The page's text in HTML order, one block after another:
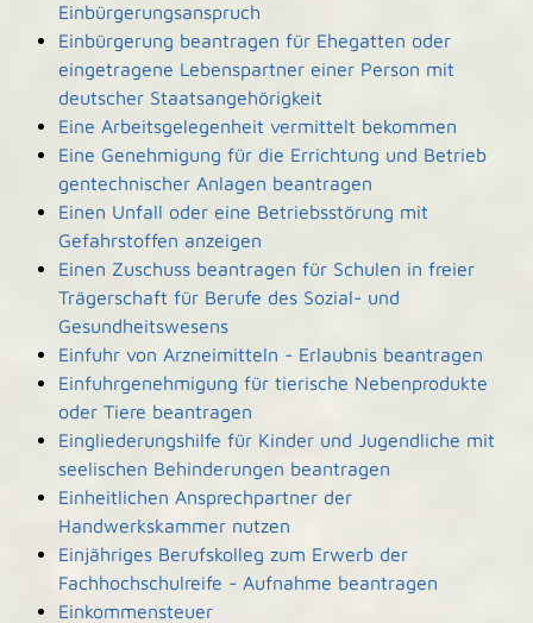
Einbürgerungsanspruch
Einbürgerung beantragen für Ehegatten oder
eingetragene Lebenspartner einer Person mit
deutscher Staatsangehörigkeit
Eine Arbeitsgelegenheit vermittelt bekommen
Eine Genehmigung für die Errichtung und Betrieb
gentechnischer Anlagen beantragen
Einen Unfall oder eine Betriebsstörung mit
Gefahrstoffen anzeigen
Einen Zuschuss beantragen für Schulen in freier
Trägerschaft für Berufe des Sozial- und
Gesundheitswesens
Einfuhr von Arzneimitteln - Erlaubnis beantragen
Einfuhrgenehmigung für tierische Nebenprodukte
oder Tiere beantragen
Eingliederungshilfe für Kinder und Jugendliche mit
seelischen Behinderungen beantragen
Einheitlichen Ansprechpartner der
Handwerkskammer nutzen
Einjähriges Berufskolleg zum Erwerb der
Fachhochschulreife - Aufnahme beantragen
Einkommensteuer